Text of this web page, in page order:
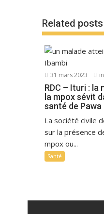
Related posts
31 mars 2023
RDC – Ituri : la
la mpox sévit
santé de Pawa
La société civile
sur la présence
mpox ou...
Santé